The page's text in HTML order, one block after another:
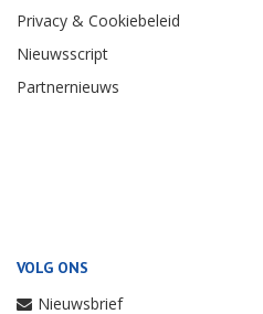
Privacy & Cookiebeleid
Nieuwsscript
Partnernieuws
VOLG ONS
Nieuwsbrief